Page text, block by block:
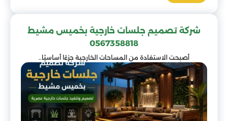
شركة تصميم جلسات خارجية بخميس مشيط
0567358818
أصبحت الاستفادة من المساحات الخارجية جزءًا أساسيًا..